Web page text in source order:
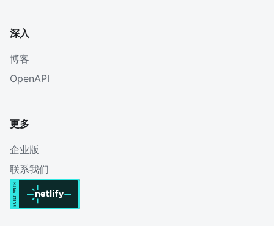
深入
博客
OpenAPI
更多
企业版
联系我们